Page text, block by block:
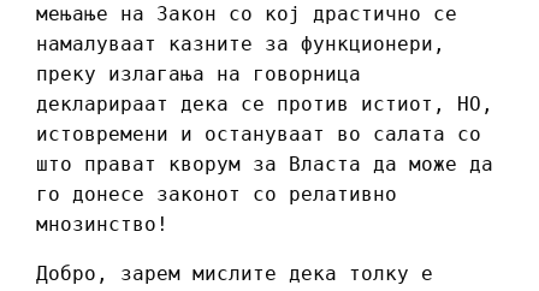
мењање на Закон со кој драстично се
намалуваат казните за функционери,
преку излагања на говорница
декларираат дека се против истиот, НО,
истовремени и остануваат во салата со
што прават кворум за Власта да може да
го донесе законот со релативно
мнозинство!
Добро, зарем мислите дека толку е